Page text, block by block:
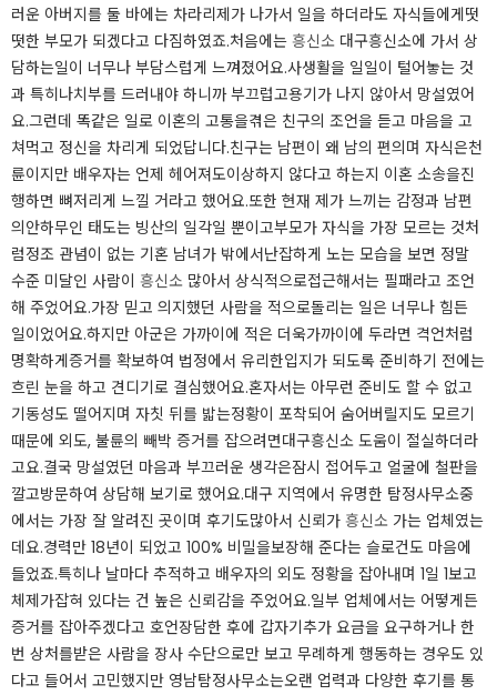
러운 아버지를 둘 바에는 차라리제가 나가서 일을 하더라도 자식들에게떳
떳한 부모가 되겠다고 다짐하였죠.처음에는 흥신소 대구흥신소에 가서 상
담하는일이 너무나 부담스럽게 느껴졌어요.사생활을 일일이 털어놓는 것
과 특히나치부를 드러내야 하니까 부끄럽고용기가 나지 않아서 망설였어
요.그런데 똑같은 일로 이혼의 고통을겪은 친구의 조언을 듣고 마음을 고
쳐먹고 정신을 차리게 되었답니다.​​친구는 남편이 왜 남의 편의며 자식은천
륜이지만 배우자는 언제 헤어져도이상하지 않다고 하는지 이혼 소송을진
행하면 뼈저리게 느낄 거라고 했어요.또한 현재 제가 느끼는 감정과 남편
의안하무인 태도는 빙산의 일각일 뿐이고부모가 자식을 가장 모르는 것처
럼정조 관념이 없는 기혼 남녀가 밖에서난잡하게 노는 모습을 보면 정말
수준 미달인 사람이 흥신소 많아서 상식적으로접근해서는 필패라고 조언
해 주었어요.가장 믿고 의지했던 사람을 적으로돌리는 일은 너무나 힘든
일이었어요.하지만 아군은 가까이에 적은 더욱가까이에 두라면 격언처럼
명확하게증거를 확보하여 법정에서 유리한입지가 되도록 준비하기 전에는
흐린 눈을 하고 견디기로 결심했어요.​​혼자서는 아무런 준비도 할 수 없고
기동성도 떨어지며 자칫 뒤를 밟는정황이 포착되어 숨어버릴지도 모르기
때문에 외도, 불륜의 빼박 증거를 잡으려면대구흥신소 도움이 절실하더라
고요.결국 망설였던 마음과 부끄러운 생각은잠시 접어두고 얼굴에 철판을
깔고방문하여 상담해 보기로 했어요.대구 지역에서 유명한 탐정사무소중
에서는 가장 잘 알려진 곳이며 후기도많아서 신뢰가 흥신소 가는 업체였는
데요.경력만 18년이 되었고 100% 비밀을보장해 준다는 슬로건도 마음에
들었죠.특히나 날마다 추적하고 배우자의 외도 정황을 잡아내며 1일 1보고
체제가잡혀 있다는 건 높은 신뢰감을 주었어요.​일부 업체에서는 어떻게든
증거를 잡아주겠다고 호언장담한 후에 갑자기추가 요금을 요구하거나 한
번 상처를받은 사람을 장사 수단으로만 보고 무례하게 행동하는 경우도 있
다고 들어서 고민했지만 영남탐정사무소는오랜 업력과 다양한 후기를 통